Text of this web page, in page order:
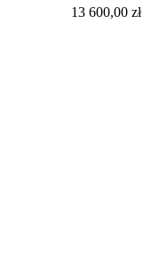
13 600,00 zł